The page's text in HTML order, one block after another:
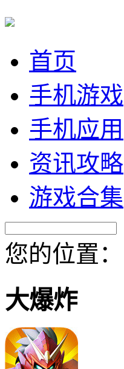
首页
手机游戏
手机应用
资讯攻略
游戏合集
您的位置：
大爆炸